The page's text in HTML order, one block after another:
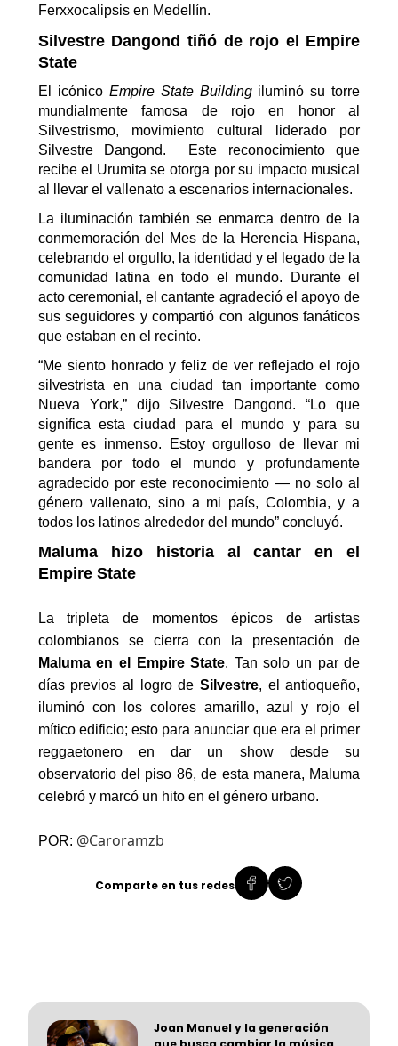
Joan Manuel y la generación
Ferxxocalipsisen Medellín.
Silvestre Dangond tiñó de rojo el Empire
State
E l icónico Empire State Buildingiluminó su torre
mundialmente famosa derojo en honor al
Silvestrismo, movimiento cultural liderado por
Silvestre
Dangond.
Este reconocimiento que
recibe el Urumita se otorga por su impacto musical
al llevar el vallenato a escenarios internacionales.
La iluminación tambiénse enmarca dentro de la
conmemoración del Mes de la Herencia Hispana,
celebrando el orgullo, la identidad y el legado de la
comunidad latina en todo el mundo. Durante el
acto ceremonial, el cantante agradeció el apoyo de
sus seguidores y compartió con algunos fanáticos
que estaban en el recinto.
“Me siento honrado y feliz de ver reflejado el rojo
silvestrista en una ciudad tan importante como
Nueva York,” dijo Silvestre Dangond. “Lo que
significa esta ciudad para el mundo y para su
gente es inmenso. Estoy orgulloso de llevar mi
bandera por todo el mundo y profundamente
agradecido por este reconocimiento — no solo al
género vallenato, sino a mi país, Colombia, y a
todos los latinos alrededor del mundo”concluyó.
Maluma
hizo historia al cantar en el
Empire State
La tripleta de momentos épicos de artistas
colombianos se cierra con la presentación de
Maluma en el
Empire State. Tan solo un par de
días previos al logro deSilvestre, el antioqueño,
i luminó con los colores amarillo, azul y rojoel
mítico edificio; esto para anunciar que era el primer
reggaetonero en dar un showdesde su
observatorio del piso 86,de esta manera, Maluma
celebró y marcó un hito en el género urbano.
POR: @Caroramzb
Comparte en tus redes